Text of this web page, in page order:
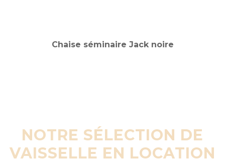
NOTRE SÉLECTION DE
VAISSELLE EN LOCATION